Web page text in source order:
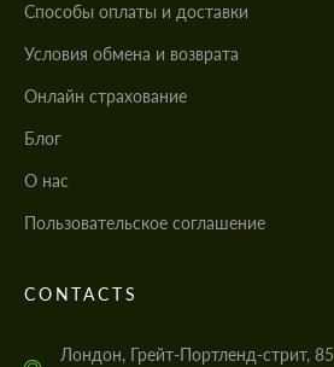
Cпособы оплаты и доставки
Условия обмена и возврата
Онлайн страхование
Блог
О нас
Пользовательское соглашение
CONTACTS
Лондон, Грейт-Портленд-стрит, 85